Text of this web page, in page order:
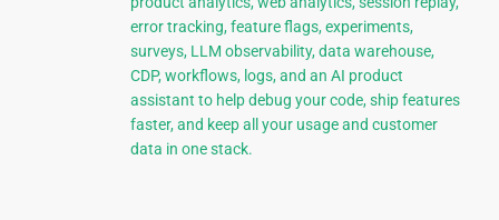
error tracking, feature flags, experiments,
surveys, LLM observability, data warehouse,
CDP, workflows, logs, and an AI product
assistant to help debug your code, ship features
faster, and keep all your usage and customer
data in one stack.